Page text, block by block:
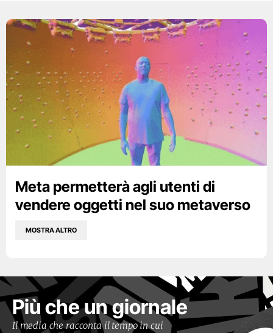
Meta permetterà agli utenti di
vendere oggetti nel suo metaverso
MOSTRA ALTRO
Più che un giornale
Il media che racconta il tempo in cui